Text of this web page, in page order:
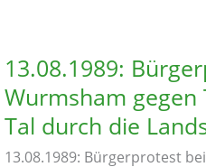
13.08.1989:
Wurmsham gegen
Tal durch die
13.08.1989: Bürgerprotest